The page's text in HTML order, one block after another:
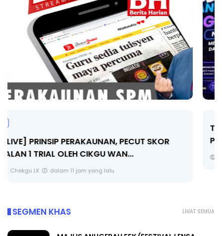
PAHLAWAN DIGITAL PENYELAMAT DUNIA
Unknown 4 hari yang lalu
LIHAT SEMUA
SEGMEN KHAS